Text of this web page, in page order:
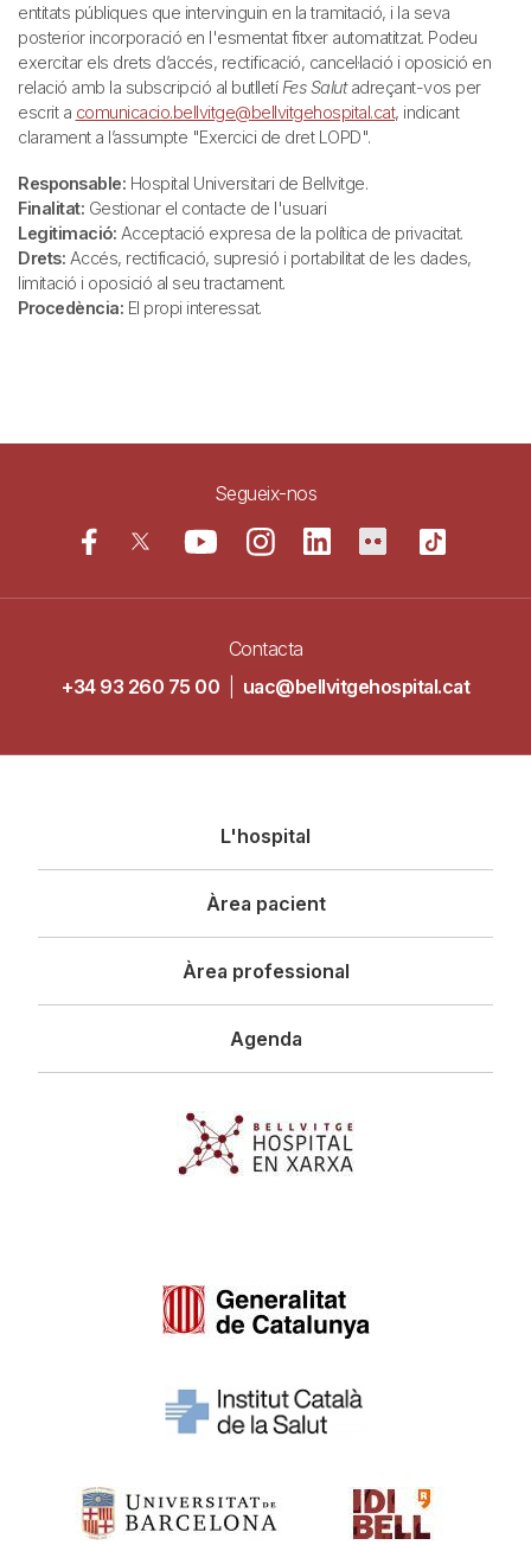
entitats públiques que intervinguin en la tramitació, i la seva
posterior incorporació en l'esmentat fitxer automatitzat. Podeu
exercitar els drets d’accés, rectificació, cancel·lació i oposició en
relació amb la subscripció al butlletí Fes Salutadreçant-vos per
escrit a comunicacio.bellvitge@bellvitgehospital.cat, indicant
clarament a l’assumpte "Exercici de dret LOPD".
Responsable: Hospital Universitari de Bellvitge.
Finalitat: Gestionar el contacte de l'usuari
Legitimació: Acceptació expresa de la política de privacitat.
Drets: Accés, rectificació, supresió i portabilitat de les dades,
limitació i oposició al seu tractament.
Procedència: El propi interessat.
Segueix-nos
Contacta
+34 93 260 75 00
uac@bellvitgehospital.cat
principal
L'hospital
Àrea pacient
Àrea professional
Agenda